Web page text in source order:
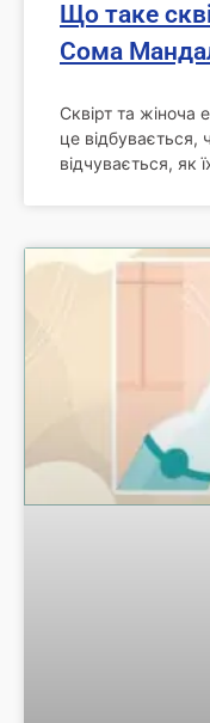
Що таке
Сома
Сквірт та жіноча
це відбувається,
відчувається, як